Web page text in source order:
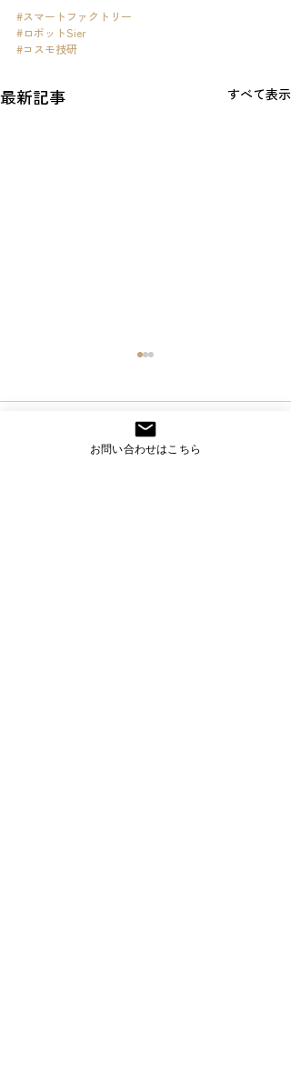
#スマートファクトリー
#ロボットSier
#コスモ技研
最新記事 すべて表示
お問い合わせはこちら